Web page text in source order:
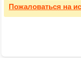
Пожаловаться на